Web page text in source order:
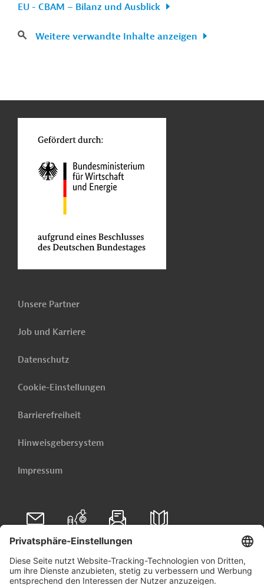
EU - CBAM – Bilanz und Ausblick
Weitere verwandte Inhalte anzeigen
Unsere Partner
Job und Karriere
Datenschutz
Cookie-Einstellungen
Barrierefreiheit
Hinweisgebersystem
Impressum
Folgen Sie uns auf